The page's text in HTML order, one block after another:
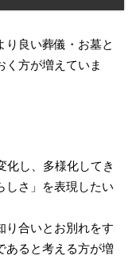
り良い葬儀・お墓と
く方が増えていま
化し、多様化してき
しさ」を表現したい
り合いとお別れをす
あると考える方が増